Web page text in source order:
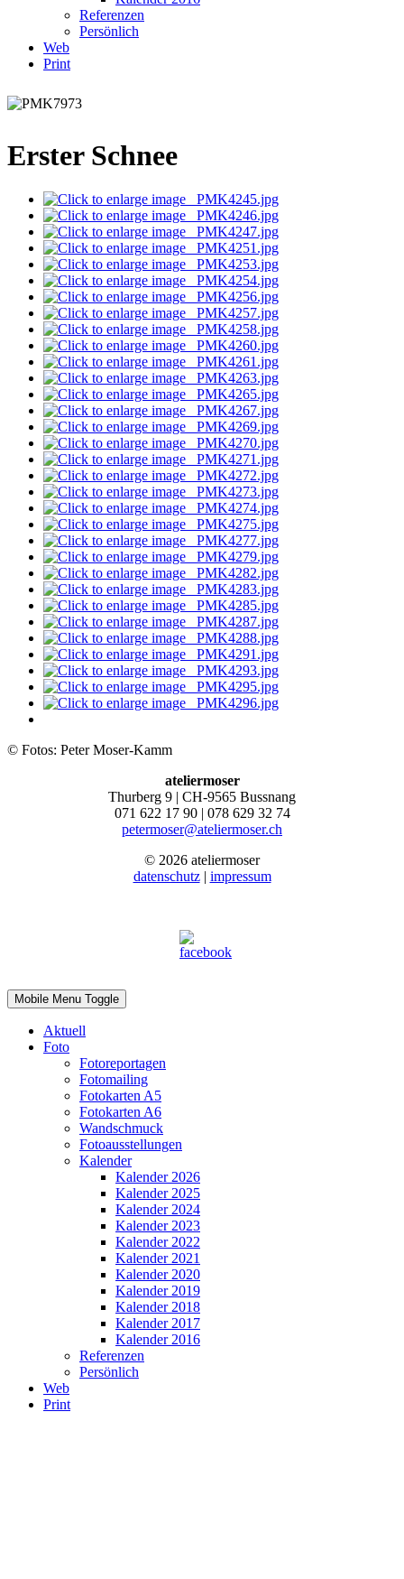
Referenzen
Persönlich
Web
Print
Erster Schnee
© Fotos: Peter Moser-Kamm
ateliermoser
Thurberg 9 | CH-9565 Bussnang
071 622 17 90 | 078 629 32 74
petermoser@ateliermoser.ch
© 2026 ateliermoser
datenschutz| impressum
Mobile Menu Toggle
Aktuell
Foto
Fotoreportagen
Fotomailing
Fotokarten A5
Fotokarten A6
Wandschmuck
Fotoausstellungen
Kalender
Kalender 2026
Kalender 2025
Kalender 2024
Kalender 2023
Kalender 2022
Kalender 2021
Kalender 2020
Kalender 2019
Kalender 2018
Kalender 2017
Kalender 2016
Referenzen
Persönlich
Web
Print